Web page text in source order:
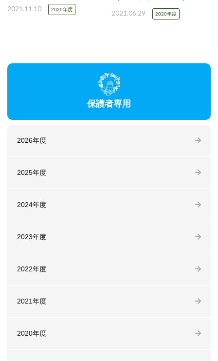
2021.11.10 2020年度 2021.06.29 2020年度
保護者専用
2026年度
2025年度
2024年度
2023年度
2022年度
2021年度
2020年度